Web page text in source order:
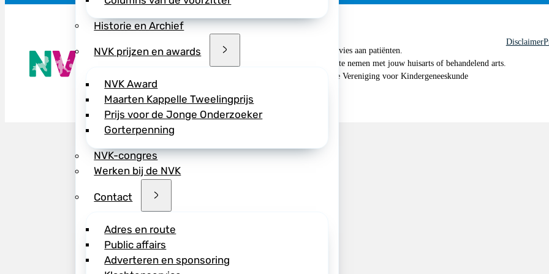
Historie en Archief
NVK prijzen en awards
NVK Award
Maarten Kappelle Tweelingprijs
Prijs voor de Jonge Onderzoeker
Gorterpenning
NVK-congres
Werken bij de NVK
Contact
Adres en route
Public affairs
Adverteren en sponsoring
De NVK geeft geen medisch advies aan patiënten.
Wij adviseren je om contact op te nemen met jouw huisarts of behandelend arts.
Copyright © 2026, Nederlandse Vereniging voor Kindergeneeskunde
Disclaimer